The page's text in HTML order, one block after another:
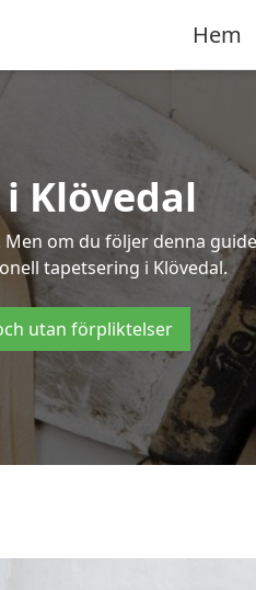
Hem
Klövedal
om du följer denna
tapetsering i Klövedal.
utan förpliktelser